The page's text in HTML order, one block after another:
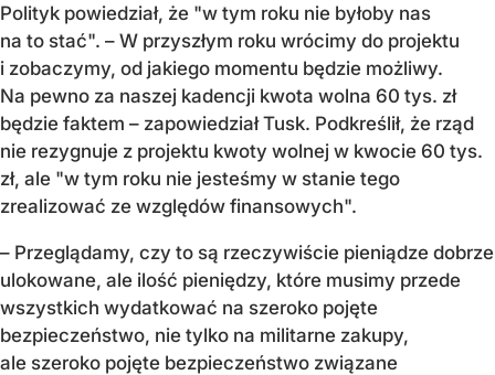
Polityk powiedział, że "w tym roku nie byłoby nas
na to stać". – W przyszłym roku wrócimy do projektu
i zobaczymy, od jakiego momentu będzie możliwy.
Na pewno za naszej kadencji kwota wolna 60 tys. zł
będzie faktem – zapowiedział Tusk. Podkreślił, że rząd
nie rezygnuje z projektu kwoty wolnej w kwocie 60 tys.
zł, ale "w tym roku nie jesteśmy w stanie tego
zrealizować ze względów finansowych".
– Przeglądamy, czy to są rzeczywiście pieniądze dobrze
ulokowane, ale ilość pieniędzy, które musimy przede
wszystkich wydatkować na szeroko pojęte
bezpieczeństwo, nie tylko na militarne zakupy,
ale szeroko pojęte bezpieczeństwo związane